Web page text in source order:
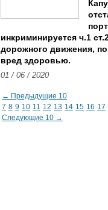
инкриминируется ч.1
дорожного движения,
вред здоровью.
01 / 06 / 2020
← Предыдущие 10
7 8 9 10 11 12 13 14 15 16 17
Следующие 10 →